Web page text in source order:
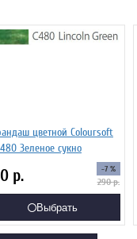
цветной Coloursoft
Зеленое сукно
р. -7 %
290р.
Выбрать